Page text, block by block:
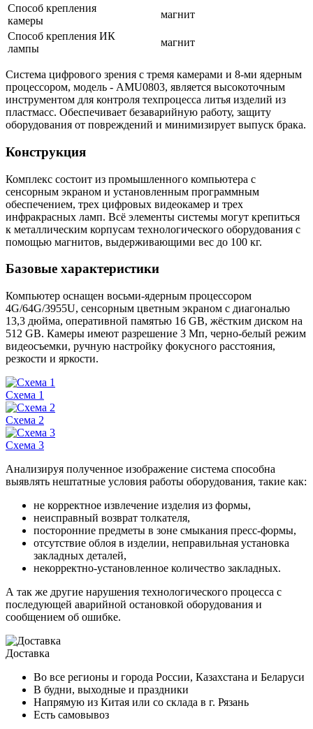
Способ крепления
камеры
магнит
Способ крепления ИК
лампы
магнит
Система цифрового зрения с тремя камерами и 8-ми ядерным
процессором, модель - AMU0803, является высокоточным
инструментом для контроля техпроцесса литья изделий из
пластмасс. Обеспечивает безаварийную работу, защиту
оборудования от повреждений и минимизирует выпуск брака.
Конструкция
Комплекс состоит из промышленного компьютера с
сенсорным экраном и установленным программным
обеспечением, трех цифровых видеокамер и трех
инфракрасных ламп. Всё элементы системы могут крепиться
к металлическим корпусам технологического оборудования с
помощью магнитов, выдерживающими вес до 100 кг.
Базовые характеристики
Компьютер оснащен восьми-ядерным процессором
4G/64G/3955U, сенсорным цветным экраном с диагональю
13,3 дюйма, оперативной памятью 16 GB, жёстким диском на
512 GB. Камеры имеют разрешение 3 Мп, черно-белый режим
видеосъемки, ручную настройку фокусного расстояния,
резкости и яркости.
Схема 1
Схема 2
Схема 3
Анализируя полученное изображение система способна
выявлять нештатные условия работы оборудования, такие как:
не корректное извлечение изделия из формы,
неисправный возврат толкателя,
посторонние предметы в зоне смыкания пресс-формы,
отсутствие облоя в изделии, неправильная установка
закладных деталей,
некорректно-установленное количество закладных.
А так же другие нарушения технологического процесса с
последующей аварийной остановкой оборудования и
сообщением об ошибке.
Доставка
Во все регионы и города России, Казахстана и Беларуси
В будни, выходные и праздники
Напрямую из Китая или со склада в г. Рязань
Есть самовывоз